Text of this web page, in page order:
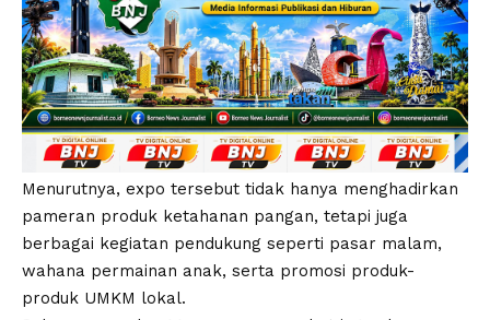
Menurutnya, expo tersebut tidak hanya menghadirkan
pameran produk ketahanan pangan, tetapi juga
berbagai kegiatan pendukung seperti pasar malam,
wahana permainan anak, serta promosi produk-
produk UMKM lokal.